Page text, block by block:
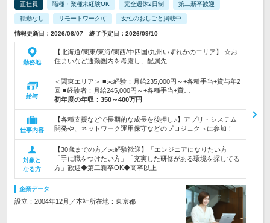
正社員 職種・業種未経験OK 完全週休2日制 第二新卒歓迎
転勤なし リモートワーク可 女性のおしごと掲載中
情報更新日：2026/08/07 終了予定日：2026/09/10
勤務地
【北海道/関東/東海/関西/中四国/九州いずれかのエリア】 ☆お
住まいなど通勤圏内を考慮し、配属先…
給与
＜関東エリア＞ ■未経験：月給235,000円～+各種手当+賞与年2
回 ■経験者：月給245,000円～+各種手当+賞…
初年度の年収： 350～400万円
仕事内容
【各種支援などで長期的な成長を後押し♪】アプリ・システム
開発や、ネットワーク運用保守などのプロジェクトに参加！
対象と
なる方
【30歳までの方／未経験歓迎】「エンジニアになりたい方」
「手に職をつけたい方」「充実した研修がある環境を探してる
方」歓迎◆第二新卒OK◆高卒以上
企業データ
設立：2004年12月／本社所在地：東京都